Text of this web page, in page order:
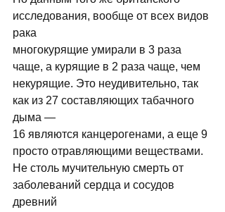
исследования, вообще от всех видов
рака
многокурящие умирали в 3 раза
чаще, а курящие в 2 раза чаще, чем
некурящие. Это неудивительно, так
как из 27 составляющих табачного
дыма —
16 являются канцерогенами, а еще 9
просто отравляющими веществами.
Не столь мучительную смерть от
заболеваний сердца и сосудов
древний